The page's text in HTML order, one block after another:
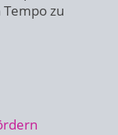
zu